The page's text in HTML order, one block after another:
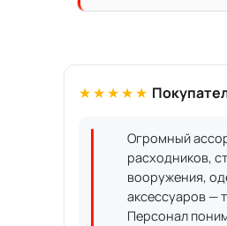
★★★★★
Огромный
расходников,
вооружения,
аксессуаров —
Персонал